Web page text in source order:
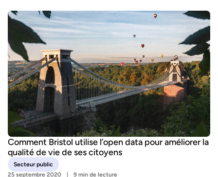
Comment Bristol utilise l’open data pour améliorer la
qualité de vie de ses citoyens
Secteur public
25 septembre 2020
9 min de lecture